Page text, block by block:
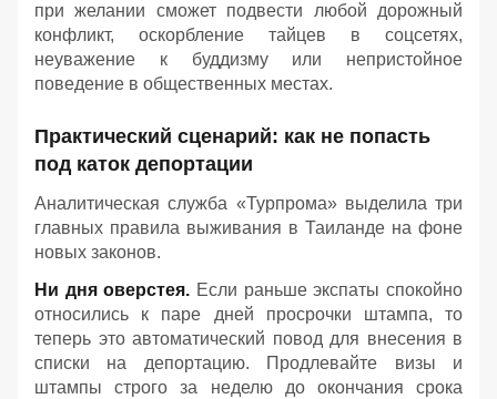
при желании сможет подвести любой дорожный
конфликт, оскорбление тайцев в соцсетях,
неуважение к буддизму или непристойное
поведение в общественных местах.
Практический сценарий: как не попасть
под каток депортации
Аналитическая служба «Турпрома» выделила три
главных правила выживания в Таиланде на фоне
новых законов.
Ни дня оверстея. Если раньше экспаты спокойно
относились к паре дней просрочки штампа, то
теперь это автоматический повод для внесения в
списки на депортацию. Продлевайте визы и
штампы строго за неделю до окончания срока